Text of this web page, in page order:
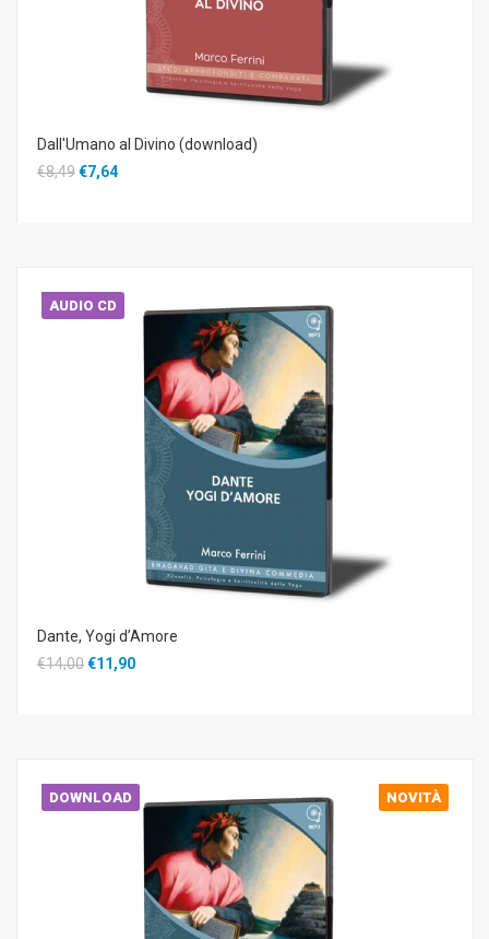
Dall'Umano al Divino (download)
€8,49€7,64
AUDIO CD
Dante, Yogi d’Amore
€14,00€11,90
DOWNLOAD NOVITÀ